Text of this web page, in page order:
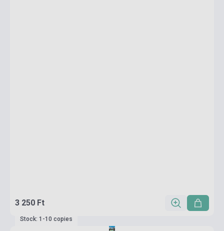
3 250 Ft
Stock: 1-10 copies